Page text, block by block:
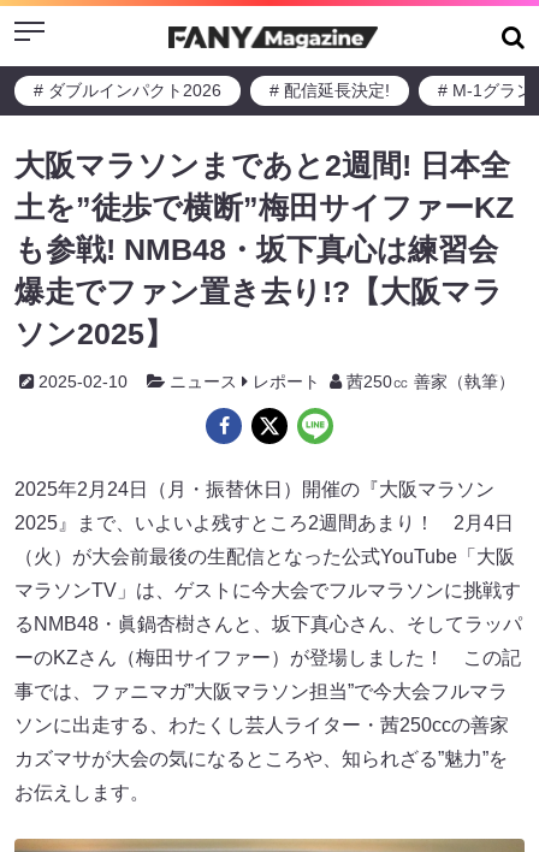
Menu
# ダブルインパクト2026 # 配信延長決定! # M-1グラン
大阪マラソンまであと2週間! 日本全
土を”徒歩で横断”梅田サイファーKZ
も参戦! NMB48・坂下真心は練習会
爆走でファン置き去り!?【大阪マラ
ソン2025】
2025-02-10 ニュース レポート 茜250㏄ 善家（執筆）
2025年2月24日（月・振替休日）開催の『大阪マラソン
2025』まで、いよいよ残すところ2週間あまり！ 2月4日
（火）が大会前最後の生配信となった公式YouTube「大阪
マラソンTV」は、ゲストに今大会でフルマラソンに挑戦す
るNMB48・眞鍋杏樹さんと、坂下真心さん、そしてラッパ
ーのKZさん（梅田サイファー）が登場しました！ この記
事では、ファニマガ”大阪マラソン担当”で今大会フルマラ
ソンに出走する、わたくし芸人ライター・茜250ccの善家
カズマサが大会の気になるところや、知られざる”魅力”を
お伝えします。